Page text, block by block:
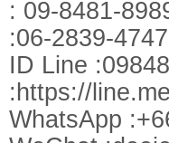
: 09-8481-
:06-2839-4747
ID Line
:https://
WhatsApp